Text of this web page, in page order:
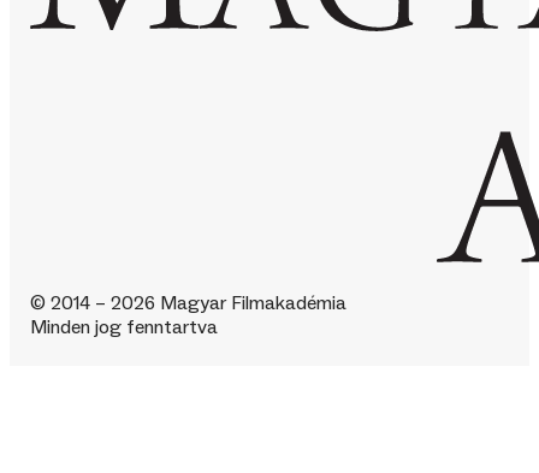
© 2014 – 2026 Magyar Filmakadémia
Minden jog fenntartva